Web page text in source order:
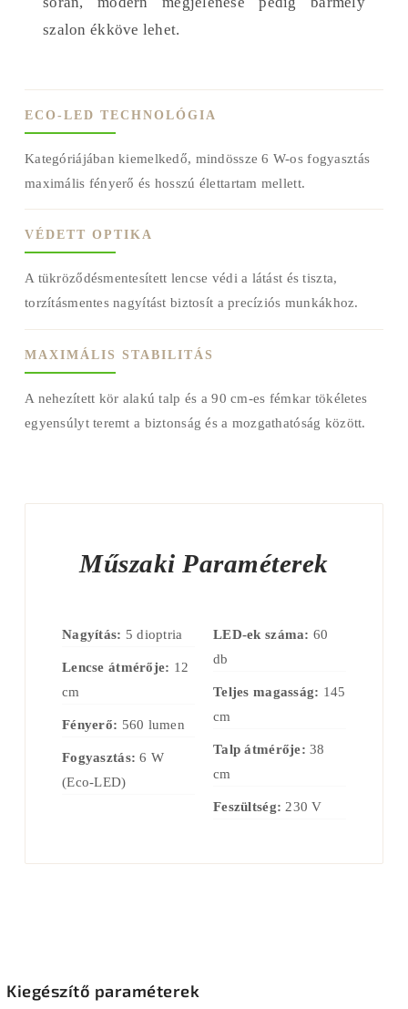
szalon ékköve lehet.
ECO-LED TECHNOLÓGIA
Kategóriájában kiemelkedő, mindössze 6 W-os fogyasztás
maximális fényerő és hosszú élettartam mellett.
VÉDETT OPTIKA
A tükröződésmentesített lencse védi a látást és tiszta,
torzításmentes nagyítást biztosít a precíziós munkákhoz.
MAXIMÁLIS STABILITÁS
A nehezített kör alakú talp és a 90 cm-es fémkar tökéletes
egyensúlyt teremt a biztonság és a mozgathatóság között.
Műszaki Paraméterek
Nagyítás: 5 dioptria
Lencse átmérője: 12
cm
Fényerő: 560 lumen
Fogyasztás: 6 W
(Eco-LED)
LED-ek száma: 60
db
Teljes magasság: 145
cm
Talp átmérője: 38
cm
Feszültség: 230 V
Kiegészítő paraméterek